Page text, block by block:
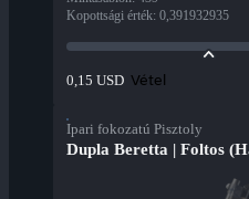
Kopottsági érték: 0,391932935
0,15 USD Vétel
Ipari fokozatú Pisztoly
Dupla Beretta | Foltos